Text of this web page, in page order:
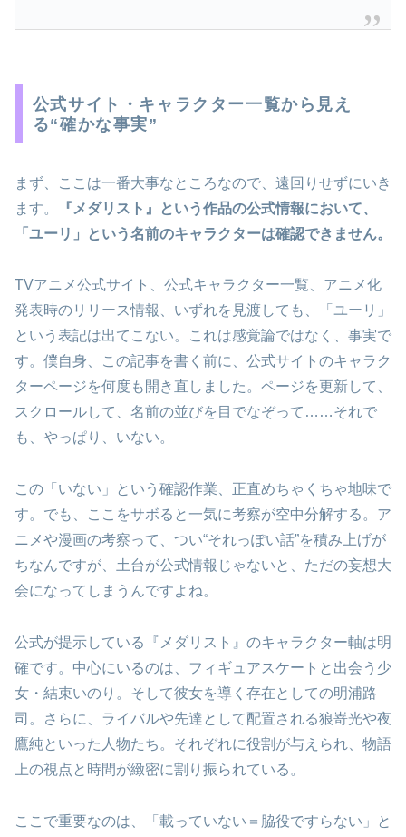
公式サイト・キャラクター一覧から見え
る“確かな事実”
まず、ここは一番大事なところなので、遠回りせずにいき
ます。
『メダリスト』という作品の公式情報において、
「ユーリ」という名前のキャラクターは確認できません。
TVアニメ公式サイト、公式キャラクター一覧、アニメ化
発表時のリリース情報、いずれを見渡しても、「ユーリ」
という表記は出てこない。これは感覚論ではなく、事実で
す。僕自身、この記事を書く前に、公式サイトのキャラク
ターページを何度も開き直しました。ページを更新して、
スクロールして、名前の並びを目でなぞって……それで
も、やっぱり、いない。
この「いない」という確認作業、正直めちゃくちゃ地味で
す。でも、ここをサボると一気に考察が空中分解する。ア
ニメや漫画の考察って、つい“それっぽい話”を積み上げが
ちなんですが、土台が公式情報じゃないと、ただの妄想大
会になってしまうんですよね。
公式が提示している『メダリスト』のキャラクター軸は明
確です。中心にいるのは、フィギュアスケートと出会う少
女・結束いのり。そして彼女を導く存在としての明浦路
司。さらに、ライバルや先達として配置される狼嵜光や夜
鷹純といった人物たち。それぞれに役割が与えられ、物語
上の視点と時間が緻密に割り振られている。
ここで重要なのは、「載っていない＝脇役ですらない」と